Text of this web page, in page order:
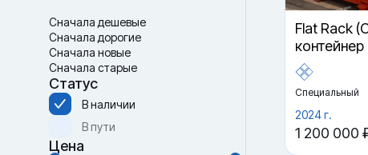
Сначала дешевые
Сначала дорогие
Сначала новые
Сначала старые
Статус
В наличии
В пути
Цена
Flat Rack
контейнер
Специальный
2024 г.
1 200 000